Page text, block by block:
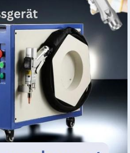
,#LaserSchweißen
,
, #LaserShop